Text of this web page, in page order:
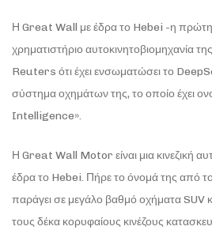
Η Great Wall με έδρα το Hebei -η πρώτη
χρηματιστήριο αυτοκινητοβιομηχανία
Reuters ότι έχει ενσωματώσει το
σύστημα οχημάτων της, το οποίο έχει
Intelligence».
Η Great Wall Motor είναι μια κινεζική
έδρα το Hebei. Πήρε το όνομά της από το
παράγει σε μεγάλο βαθμό οχήματα SUV
τους δέκα κορυφαίους κινέζους